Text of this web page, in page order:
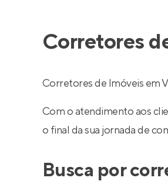
Corretores
Corretores de Imóveis em
Com o atendimento aos
o final da sua jornada de
Busca por